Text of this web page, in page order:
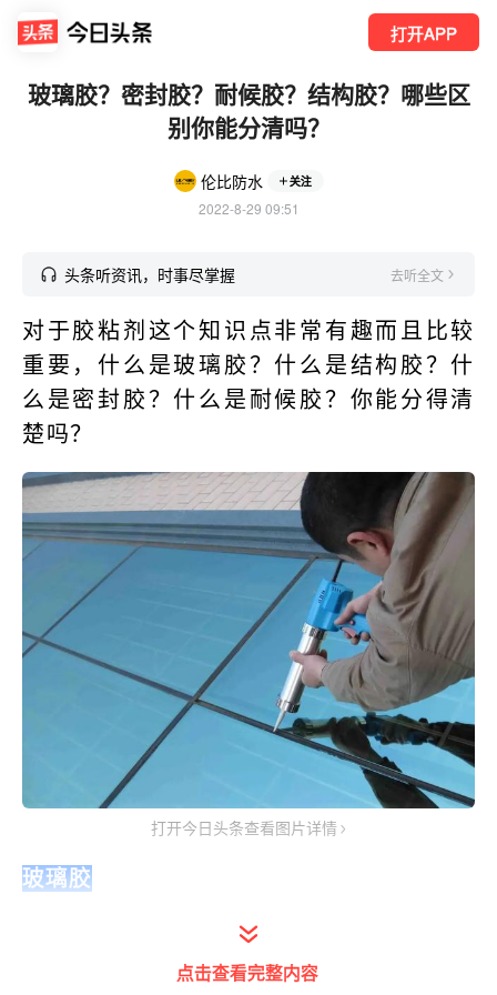
打开APP
玻璃胶？密封胶？耐候胶？结构胶？哪些区
别你能分清吗？
伦比防水 关注
2022-8-29 09:51
头条听资讯，时事尽掌握 去听全文
对于胶粘剂这个知识点非常有趣而且比较
重要，什么是玻璃胶？什么是结构胶？什
么是密封胶？什么是耐候胶？你能分得清
楚吗？
打开今日头条查看图片详情
玻璃胶
真正意义上的玻璃胶，它由硅酸钠和醋酸
以及有机性的硅酮组成。主要分硅酮胶和
点击查看完整内容